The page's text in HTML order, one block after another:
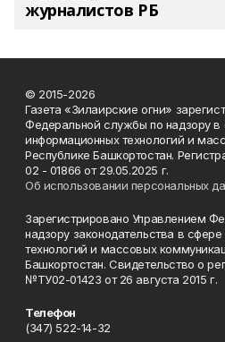
журналистов РБ
© 2015-2026
Газета «Зилаирские огни»
Федеральной службы по надзору в
информационных технологий и
Республике Башкортостан.
02 - 01866 от 29.05.2025 г.
Об использовании персональных
Зарегистрировано Управлением
надзору законодательства в
технологий и массовых
Башкортостан. Свидетельство о
№ТУ02-01423 от 26 августа 2015 г.
Телефон
(347) 522-14-32